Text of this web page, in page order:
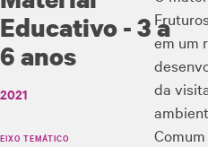
Educativo - 3 a
6 anos
2021
EIXO TEMÁTICO
em um
da